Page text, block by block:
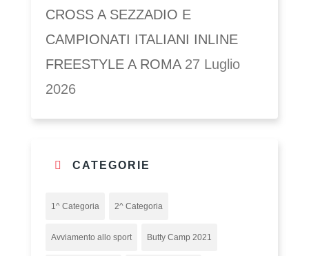
CROSS A SEZZADIO E
CAMPIONATI ITALIANI INLINE
FREESTYLE A ROMA 27 Luglio
2026
CATEGORIE
1^ Categoria 2^ Categoria
Avviamento allo sport Butty Camp 2021